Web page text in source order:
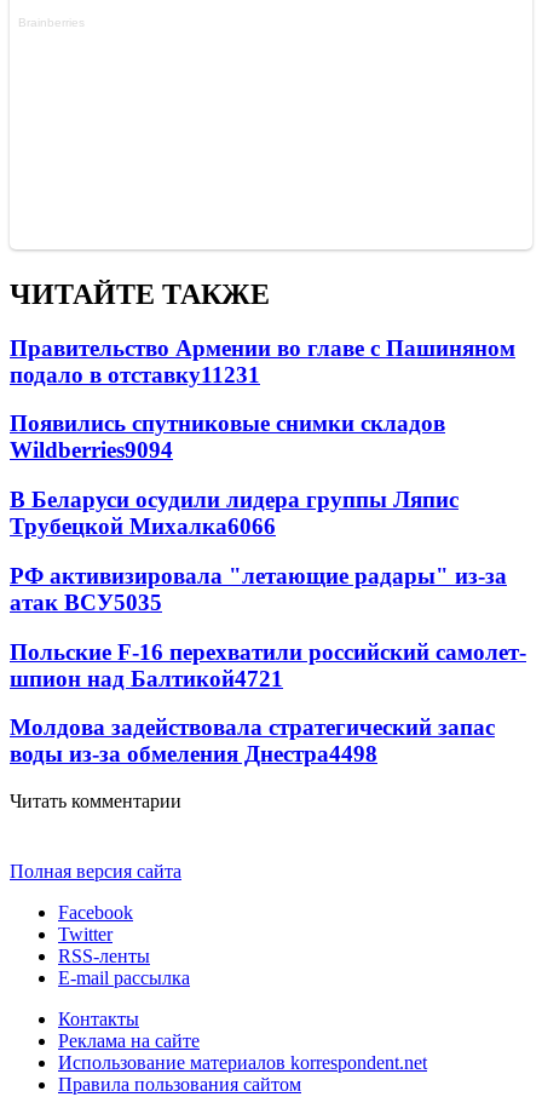
ЧИТАЙТЕ ТАКЖЕ
Правительство Армении во главе с Пашиняном
подало в отставку11231
Появились спутниковые снимки складов
Wildberries9094
В Беларуси осудили лидера группы Ляпис
Трубецкой Михалка6066
РФ активизировала "летающие радары" из-за
атак ВСУ5035
Польские F-16 перехватили российский самолет-
шпион над Балтикой4721
Молдова задействовала стратегический запас
воды из-за обмеления Днестра4498
Читать комментарии
Полная версия сайта
Facebook
Twitter
RSS-ленты
E-mail рассылка
Контакты
Реклама на сайте
Использование материалов korrespondent.net
Правила пользования сайтом